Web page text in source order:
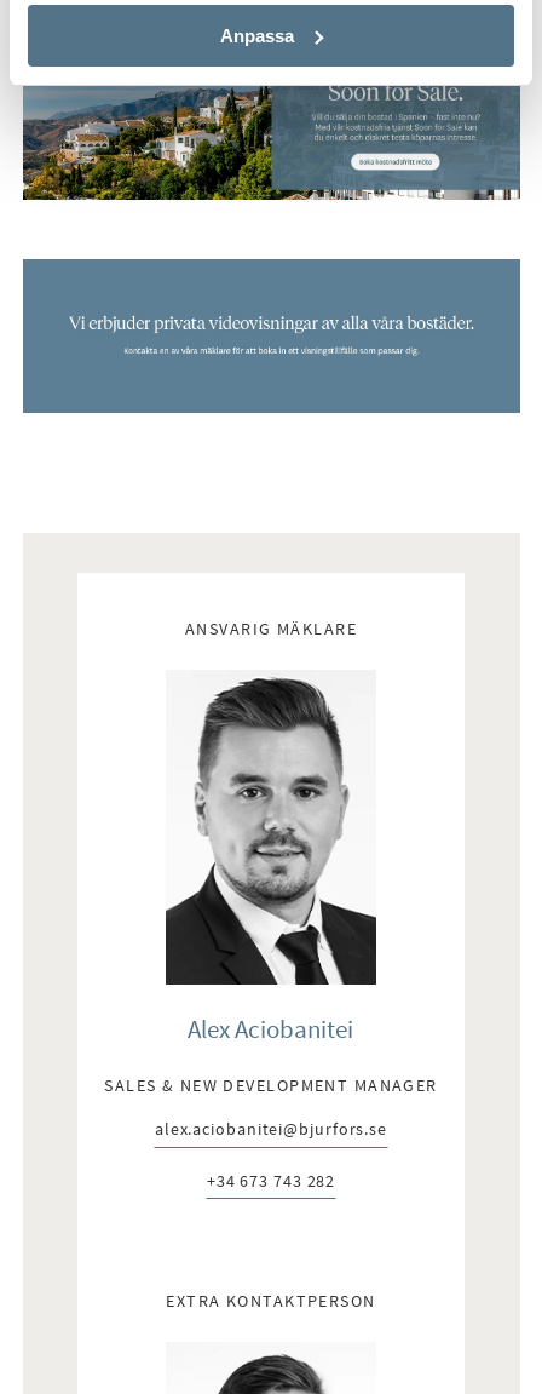
Anpassa
ANSVARIG MÄKLARE
Alex Aciobanitei
SALES & NEW DEVELOPMENT MANAGER
E-post:
alex.aciobanitei@bjurfors.se
Telefon:
+34 673 743 282
EXTRA KONTAKTPERSON